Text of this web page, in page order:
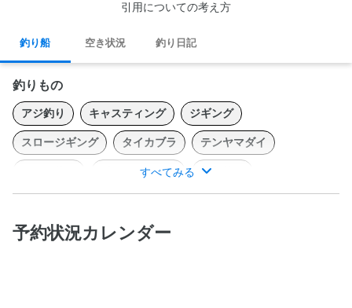
引用についての考え方
釣り船 空き状況 釣り日記
釣りもの
アジ釣り キャスティング ジギング
スロージギング タイカブラ テンヤマダイ
ボートシーバス 根魚釣り
外房、大原港でルアー釣り船を始めて、25年目になる新進気鋭の
すべてみる
予約状況カレンダー